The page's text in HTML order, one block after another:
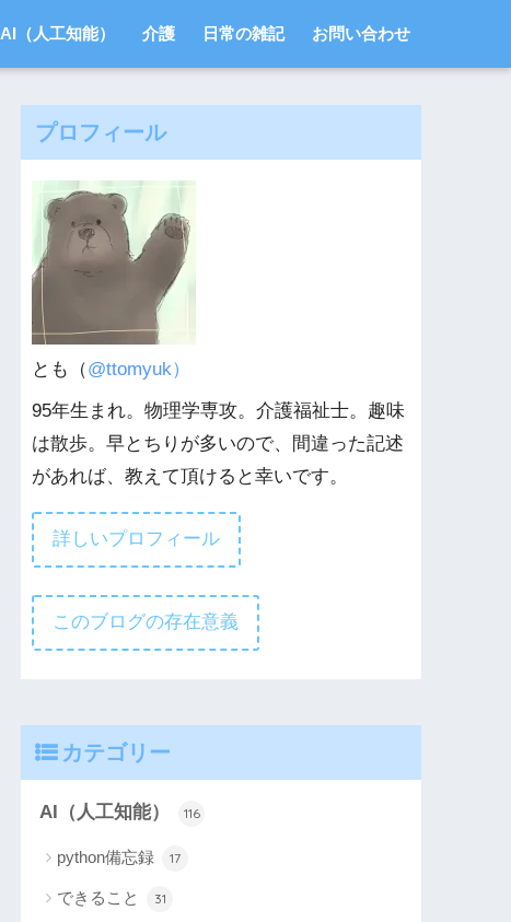
AI（人工知能） 介護 日常の雑記 お問い合わせ
プロフィール
とも（@ttomyuk）
95年生まれ。物理学専攻。介護福祉士。趣味
は散歩。早とちりが多いので、間違った記述
があれば、教えて頂けると幸いです。
詳しいプロフィール
このブログの存在意義
カテゴリー
AI（人工知能） 116
python備忘録 17
できること 31